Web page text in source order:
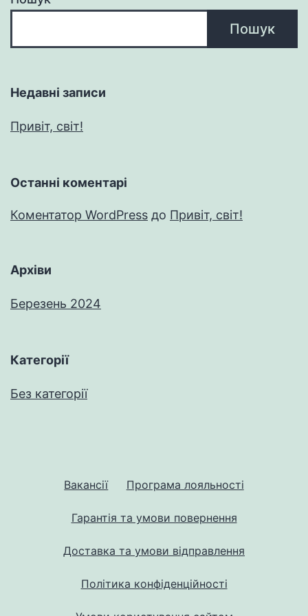
Пошук
Недавні записи
Привіт, світ!
Останні коментарі
Коментатор WordPress до Привіт, світ!
Архіви
Березень 2024
Категорії
Без категорії
Вакансії Програма лояльності
Гарантія та умови повернення
Доставка та умови відправлення
Політика конфіденційності